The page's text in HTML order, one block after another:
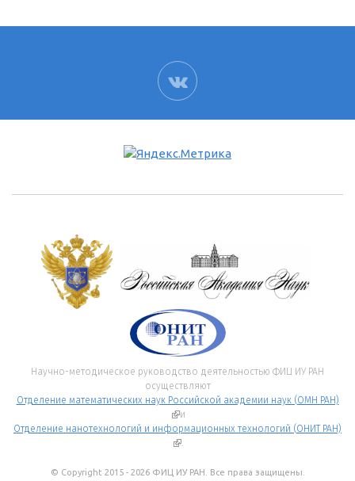
ВК
Научно-методическое руководство деятельностью ФИЦ ИУ РАН
осуществляют
Отделение математических наук Российской академии наук (ОМН РАН)
(внешняя ссылка)
и
Отделение нанотехнологий и информационных технологий (ОНИТ РАН)
(внешняя ссылка)
.
© Copyright 2015 - 2026 ФИЦ ИУ РАН. Все права защищены.